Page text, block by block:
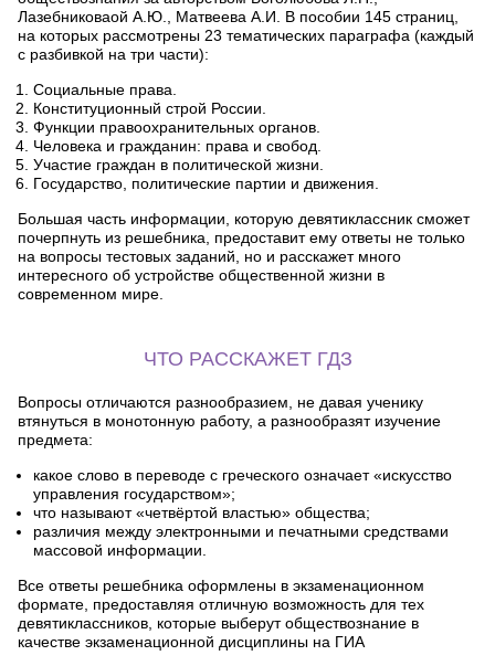
Лазебниковаой А.Ю., Матвеева А.И. В пособии 145 страниц,
на которых рассмотрены 23 тематических параграфа (каждый
с разбивкой на три части):
Социальные права.
Конституционный строй России.
Функции правоохранительных органов.
Человека и гражданин: права и свобод.
Участие граждан в политической жизни.
Государство, политические партии и движения.
Большая часть информации, которую девятиклассник сможет
почерпнуть из решебника, предоставит ему ответы не только
на вопросы тестовых заданий, но и расскажет много
интересного об устройстве общественной жизни в
современном мире.
ЧТО РАССКАЖЕТ ГДЗ
Вопросы отличаются разнообразием, не давая ученику
втянуться в монотонную работу, а разнообразят изучение
предмета:
какое слово в переводе с греческого означает «искусство
управления государством»;
что называют «четвёртой властью» общества;
различия между электронными и печатными средствами
массовой информации.
Все ответы решебника оформлены в экзаменационном
формате, предоставляя отличную возможность для тех
девятиклассников, которые выберут обществознание в
качестве экзаменационной дисциплины на ГИА